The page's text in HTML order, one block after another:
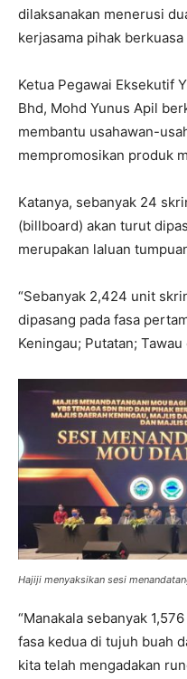
dilaksanakan menerusi
kerjasama pihak
Ketua Pegawai Eksekutif
Bhd, Mohd Yunus Apil
membantu usahawan-
mempromosikan produk
Katanya, sebanyak 24
(billboard) akan turut
merupakan laluan
“Sebanyak 2,424 unit
dipasang pada fasa
Keningau; Putatan;
Hajiji menyaksikan sesi
“Manakala sebanyak
fasa kedua di tujuh buah
kita telah mengadakan